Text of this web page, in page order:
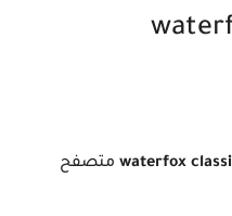
waterfox متصفح